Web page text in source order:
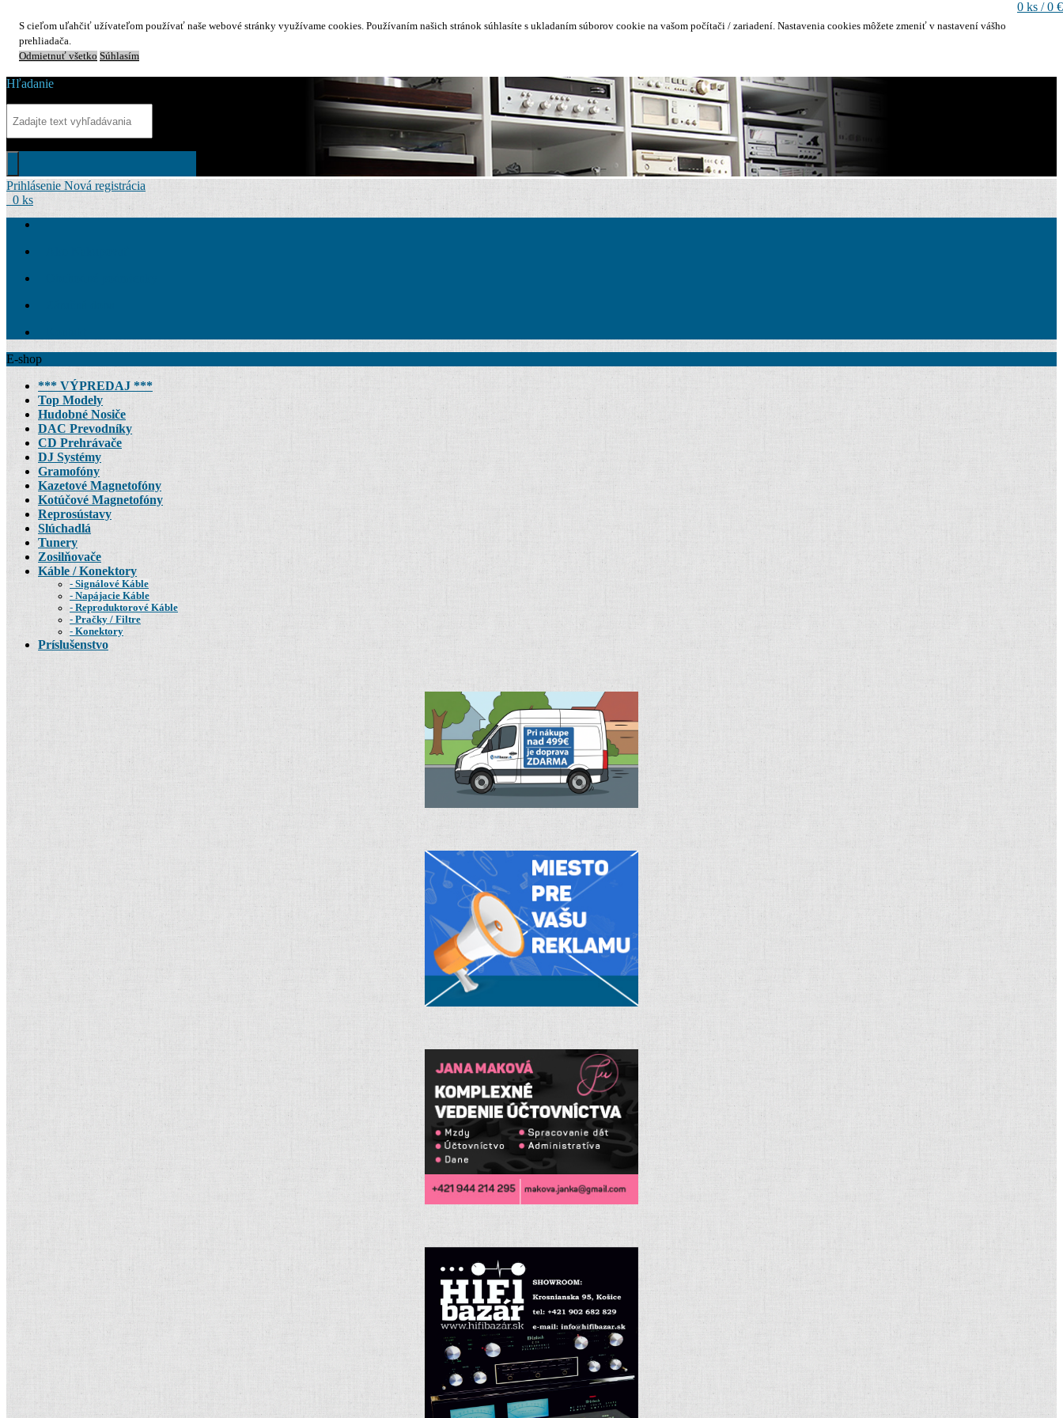
S cieľom uľahčiť užívateľom používať naše webové stránky využívame cookies. Používaním našich stránok súhlasíte s ukladaním súborov cookie na vašom počítači / zariadení. Nastavenia cookies môžete zmeniť v nastavení vášho
prehliadača.
Odmietnuť všetko Súhlasím
Hľadanie
Prihlásenie Nová registrácia
0 ks / 0 €
0 ks
E-shop
*** VÝPREDAJ ***
Top Modely
Hudobné Nosiče
DAC Prevodníky
CD Prehrávače
DJ Systémy
Gramofóny
Kazetové Magnetofóny
Kotúčové Magnetofóny
Reprosústavy
Slúchadlá
Tunery
Zosilňovače
Káble / Konektory
Signálové Káble
Napájacie Káble
Reproduktorové Káble
Pračky / Filtre
Konektory
Príslušenstvo